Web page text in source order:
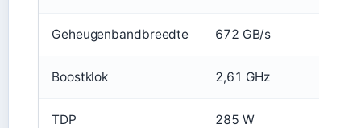
Geheugenbandbreedte 672 GB/s
Boostklok 2,61 GHz
TDP 285 W